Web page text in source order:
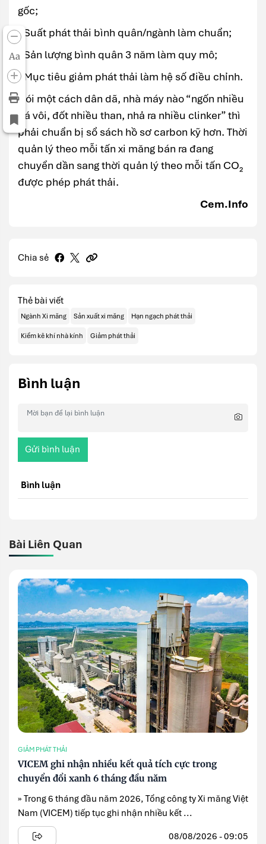
Aa
gốc;
- Suất phát thải bình quân/ngành làm chuẩn;
- Sản lượng bình quân 3 năm làm quy mô;
- Mục tiêu giảm phát thải làm hệ số điều chỉnh.
Nói một cách dân dã, nhà máy nào “ngốn nhiều
đá vôi, đốt nhiều than, nhả ra nhiều clinker” thì
phải chuẩn bị sổ sách hồ sơ carbon kỹ hơn. Thời
quản lý theo mỗi tấn xi măng bán ra đang
chuyển dần sang thời quản lý theo mỗi tấn CO₂
được phép phát thải.
Cem.Info
Chia sẻ
Thẻ bài viết
Ngành Xi măng Sản xuất xi măng Hạn ngạch phát thải
Kiểm kê khí nhà kính Giảm phát thải
Bình luận
Gửi bình luận
Bình luận
Bài Liên Quan
GIẢM PHÁT THẢI
VICEM ghi nhận nhiều kết quả tích cực trong
chuyển đổi xanh 6 tháng đầu năm
» Trong 6 tháng đầu năm 2026, Tổng công ty Xi măng Việt
Nam (VICEM) tiếp tục ghi nhận nhiều kết ...
08/08/2026 - 09:05